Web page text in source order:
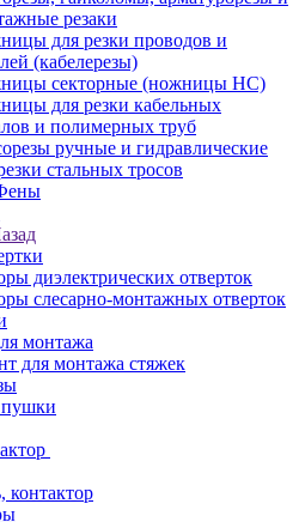
резаки
для резки проводов и
(кабелерезы)
секторные (ножницы НС)
для резки кабельных
и полимерных труб
ручные и гидравлические
стальных тросов
диэлектрических отверток
слесарно-монтажных отверток
монтажа
для монтажа стяжек
контактор